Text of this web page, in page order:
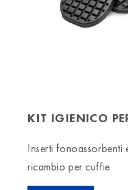
KIT IGIENICO
Inserti fonoassorbenti
ricambio per cuffie